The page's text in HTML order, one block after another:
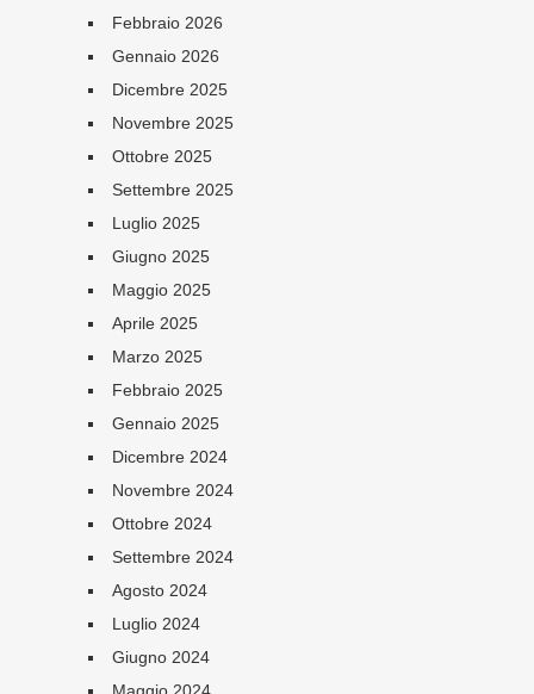
Febbraio 2026
Gennaio 2026
Dicembre 2025
Novembre 2025
Ottobre 2025
Settembre 2025
Luglio 2025
Giugno 2025
Maggio 2025
Aprile 2025
Marzo 2025
Febbraio 2025
Gennaio 2025
Dicembre 2024
Novembre 2024
Ottobre 2024
Settembre 2024
Agosto 2024
Luglio 2024
Giugno 2024